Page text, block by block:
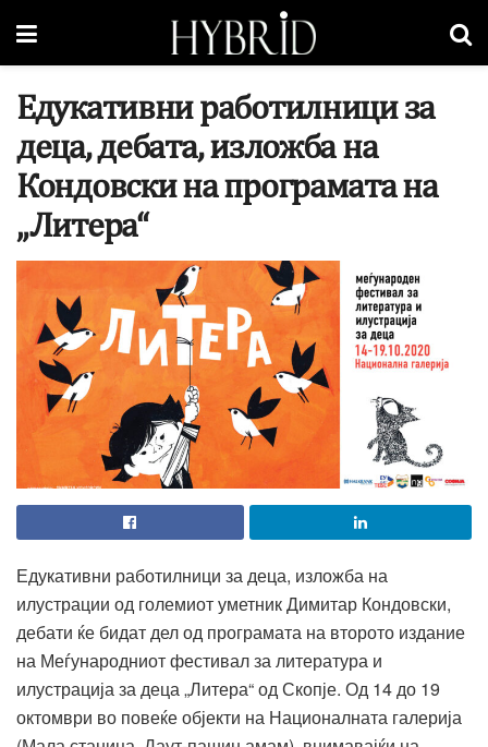
Едукативни работилници за
деца, дебата, изложба на
Кондовски на програмата на
„Литера“
Едукативни работилници за деца, изложба на
илустрации од големиот уметник Димитар Кондовски,
дебати ќе бидат дел од програмата на второто издание
на Меѓународниот фестивал за литература и
илустрација за деца „Литера“ од Скопје. Од 14 до 19
октомври во повеќе објекти на Националната галерија